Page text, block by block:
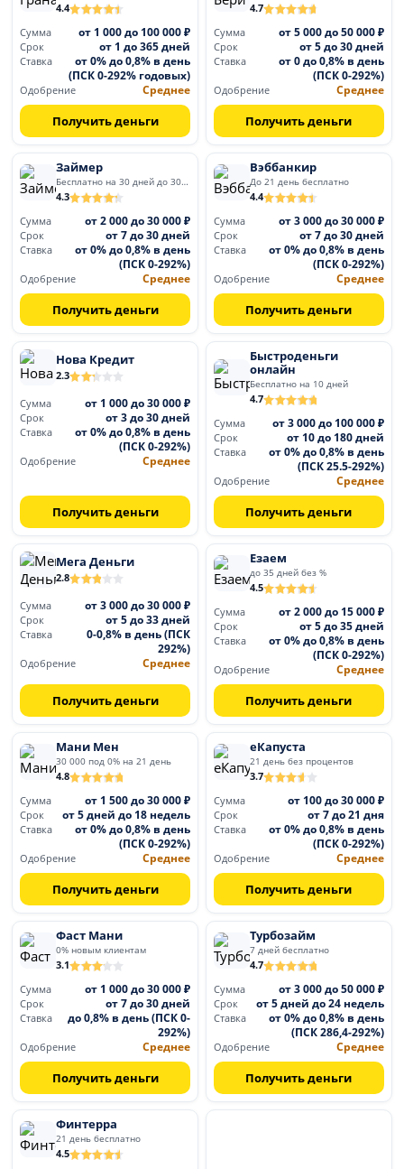
4.4
Сумма
от 1 000 до 100 000 ₽
Срок от 1 до 365 дней
Ставка
от 0% до 0,8% в день
(ПСК 0-292% годовых)
Одобрение Среднее
Получить деньги
4.7
Сумма
от 5 000 до 50 000 ₽
Срок от 5 до 30 дней
Ставка
от 0 до 0,8% в день
(ПСК 0-292%)
Одобрение Среднее
Получить деньги
Займер
Бесплатно на 30 дней до 30 000
4.3
Сумма
от 2 000 до 30 000 ₽
Срок от 7 до 30 дней
Ставка
от 0% до 0,8% в день
(ПСК 0-292%)
Одобрение Среднее
Получить деньги
Вэббанкир
До 21 день бесплатно
4.4
Сумма
от 3 000 до 30 000 ₽
Срок от 7 до 30 дней
Ставка
от 0% до 0,8% в день
(ПСК 0-292%)
Одобрение Среднее
Получить деньги
Нова Кредит
2.3
Сумма от 1 000 до 30 000 ₽
Срок от 3 до 30 дней
Ставка
от 0% до 0,8% в день
(ПСК 0-292%)
Одобрение Среднее
Получить деньги
Быстроденьги
онлайн
Бесплатно на 10 дней
4.7
Сумма
от 3 000 до 100 000 ₽
Срок от 10 до 180 дней
Ставка
от 0% до 0,8% в день
(ПСК 25.5-292%)
Одобрение Среднее
Получить деньги
Мега Деньги
2.8
Сумма от 3 000 до 30 000 ₽
Срок от 5 до 33 дней
Ставка
0-0,8% в день (ПСК
292%)
Одобрение Среднее
Получить деньги
Езаем
до 35 дней без %
4.5
Сумма
от 2 000 до 15 000 ₽
Срок от 5 до 35 дней
Ставка
от 0% до 0,8% в день
(ПСК 0-292%)
Одобрение Среднее
Получить деньги
Мани Мен
30 000 под 0% на 21 день
4.8
Сумма
от 1 500 до 30 000 ₽
Срок от 5 дней до 18 недель
Ставка
от 0% до 0,8% в день
(ПСК 0-292%)
Одобрение Среднее
Получить деньги
еКапуста
21 день без процентов
3.7
Сумма
от 100 до 30 000 ₽
Срок от 7 до 21 дня
Ставка
от 0% до 0,8% в день
(ПСК 0-292%)
Одобрение Среднее
Получить деньги
Фаст Мани
0% новым клиентам
3.1
Сумма
от 1 000 до 30 000 ₽
Срок от 7 до 30 дней
Ставка
до 0,8% в день (ПСК 0-
292%)
Одобрение Среднее
Получить деньги
Турбозайм
7 дней бесплатно
4.7
Сумма
от 3 000 до 50 000 ₽
Срок от 5 дней до 24 недель
Ставка
от 0% до 0,8% в день
(ПСК 286,4-292%)
Одобрение Среднее
Получить деньги
Финтерра
21 день бесплатно
4.5